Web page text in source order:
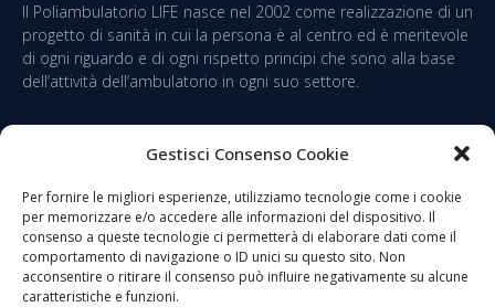
Gestisci Consenso Cookie
Per fornire le migliori esperienze, utilizziamo tecnologie come i cookie
per memorizzare e/o accedere alle informazioni del dispositivo. Il
consenso a queste tecnologie ci permetterà di elaborare dati come il
comportamento di navigazione o ID unici su questo sito. Non
acconsentire o ritirare il consenso può influire negativamente su alcune
caratteristiche e funzioni.
Il Poliambulatorio LIFE nasce nel 2002 come realizzazione di un
progetto di sanità in cui la persona è al centro ed è meritevole
di ogni riguardo e di ogni rispetto principi che sono alla base
dell’attività dell’ambulatorio in ogni suo settore.
Link utili
Servizi
Medici
Orari del
poliambulatorio
Lun – Ven 9.00 19.30